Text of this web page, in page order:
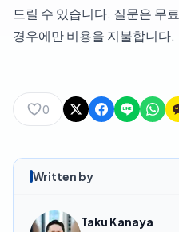
드릴 수 있습니다. 질문은 무
경우에만 비용을 지불합니다.
0
Written by
Taku Kanaya